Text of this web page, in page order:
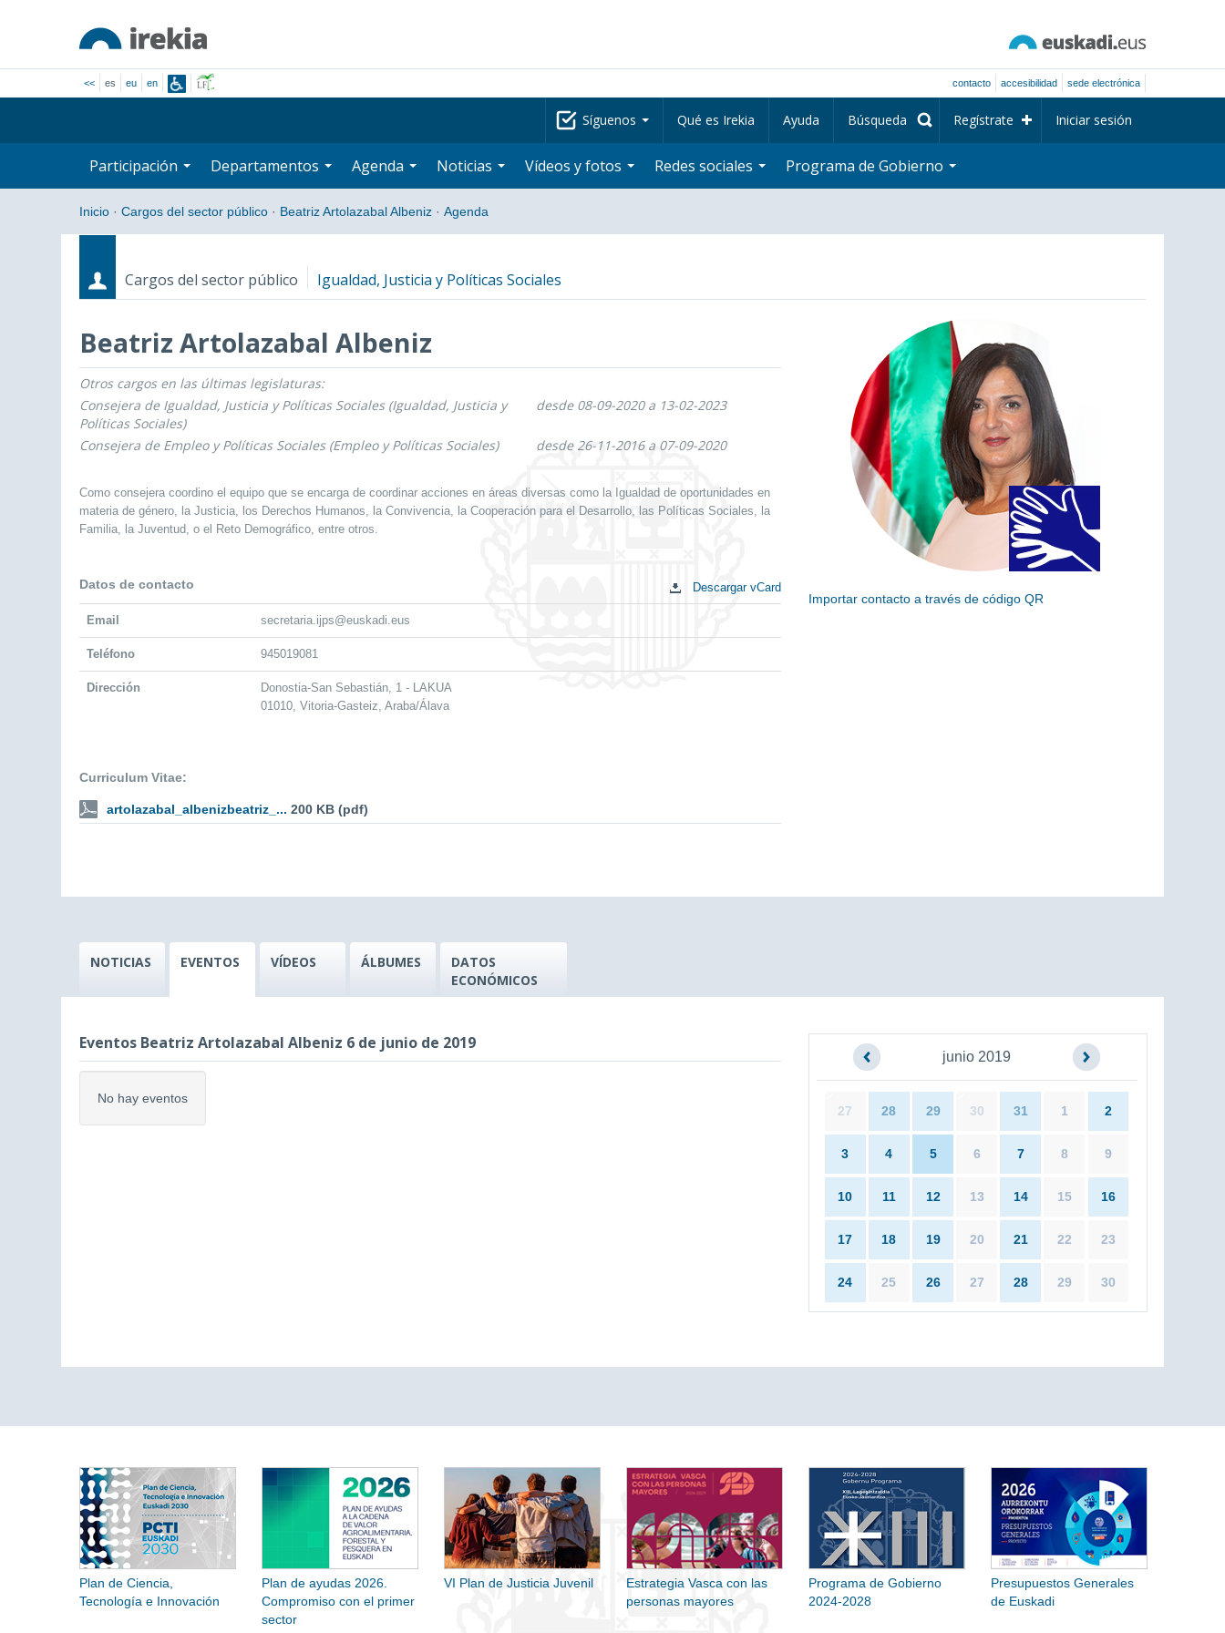
<< es eu en contacto accesibilidad sede electrónica
Síguenos Qué es Irekia Ayuda Búsqueda Regístrate Iniciar sesión
Participación Departamentos Agenda Noticias Vídeos y fotos Redes sociales Programa de Gobierno
Inicio · Cargos del sector público · Beatriz Artolazabal Albeniz · Agenda
Cargos del sector público Igualdad, Justicia y Políticas Sociales
Beatriz Artolazabal Albeniz
CargosFecha de inicio - Fecha fin
Otros cargos en las últimas legislaturas:
Consejera de Igualdad, Justicia y Políticas Sociales (Igualdad, Justicia y
Políticas Sociales)
desde 08-09-2020 a 13-02-2023
Consejera de Empleo y Políticas Sociales (Empleo y Políticas Sociales) desde 26-11-2016 a 07-09-2020
Como consejera coordino el equipo que se encarga de coordinar acciones en áreas diversas como la Igualdad de oportunidades en
materia de género, la Justicia, los Derechos Humanos, la Convivencia, la Cooperación para el Desarrollo, las Políticas Sociales, la
Familia, la Juventud, o el Reto Demográfico, entre otros.
Datos de contacto Descargar vCard
Email secretaria.ijps@euskadi.eus
Teléfono 945019081
Dirección
Donostia-San Sebastián, 1 - LAKUA
01010, Vitoria-Gasteiz, Araba/Álava
Curriculum Vitae:
artolazabal_albenizbeatriz_... 200 KB (pdf)
Importar contacto a través de código QR
NOTICIAS EVENTOS VÍDEOS ÁLBUMES
DATOS
ECONÓMICOS
Eventos Beatriz Artolazabal Albeniz 6 de junio de 2019
No hay eventos
junio 2019
27 28 29 30 31 1 2
3 4 5 6 7 8 9
10 11 12 13 14 15 16
17 18 19 20 21 22 23
24 25 26 27 28 29 30
Plan de Ciencia,
Tecnología e Innovación
Plan de ayudas 2026.
Compromiso con el primer
sector
VI Plan de Justicia Juvenil
Estrategia Vasca con las
personas mayores
Programa de Gobierno
2024-2028
Presupuestos Generales
de Euskadi